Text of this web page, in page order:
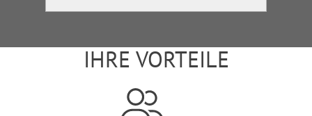
IHRE VORTEILE